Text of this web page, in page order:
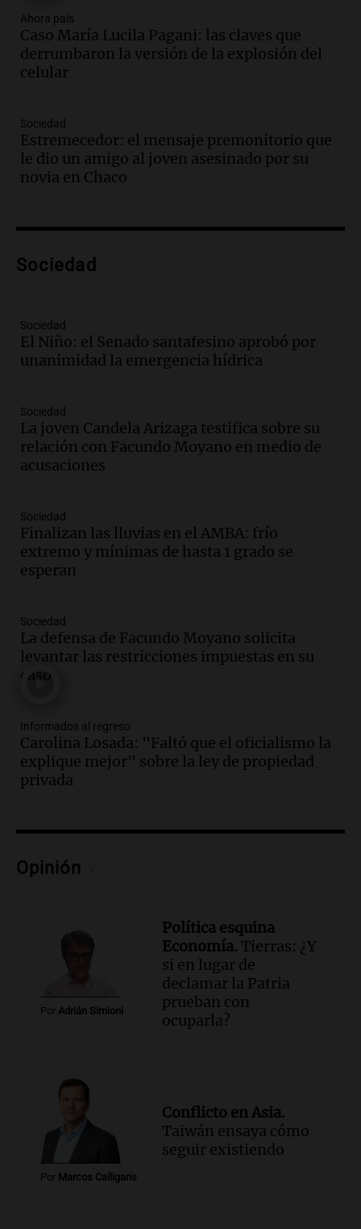
gran expo, con concurso de panificados
y actividades destacadas
Panorama Federal
Episodios
violó libertad condicional al ir al
Mundial de Atlanta
Panorama Federal
Episodios
programa de movilidad sustentable
Episodios
tras condiciones invernales
Panorama Federal
Episodios
distraídos: ¿Qué pasa con un niño
cuando el padre mira mucho el teléfono?
Educar entre todos
Episodios
edificios icónicos
Panorama Federal
Episodios
Audio.
controvertidos
Panorama Federal
Episodios
Audio.
Panorama Federal
Episodios
Audio.
Estados Unidos advierte sobre
Panorama Federal
Audio.
Episodios
Audio.
La amiga del Papa León XIV
recordó su paso por Perú: "Nos decía
siempre: ''Difundan el milagro''"
más femicidios del país, según informe
de Casa del Encuentro
Panorama Federal
Episodios
Audio.Santa Fe reactivará 1.500
viviendas paralizadas tras el cierre de
Ahora país
Caso María Lucila Pagani: las claves que
derrumbaron la versión de la explosión del
celular
Sociedad
Estremecedor: el mensaje premonitorio que
le dio un amigo al joven asesinado por su
novia en Chaco
Sociedad
Sociedad
El Niño: el Senado santafesino aprobó por
unanimidad la emergencia hídrica
Sociedad
La joven Candela Arizaga testifica sobre su
relación con Facundo Moyano en medio de
acusaciones
Sociedad
Finalizan las lluvias en el AMBA: frío
extremo y mínimas de hasta 1 grado se
esperan
Sociedad
La defensa de Facundo Moyano solicita
levantar las restricciones impuestas en su
caso
Informados al regreso
Carolina Losada: "Faltó que el oficialismo la
explique mejor" sobre la ley de propiedad
privada
Opinión
Por Adrián Simioni
Política esquina
Economía. Tierras: ¿Y
si en lugar de
declamar la Patria
prueban con
ocuparla?
Por Marcos Calligaris
Conflicto en Asia.
Taiwán ensaya cómo
seguir existiendo